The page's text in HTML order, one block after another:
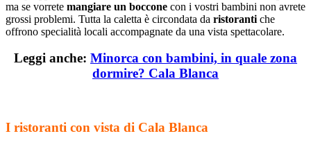
ma se vorrete mangiare un boccone con i vostri bambini non avrete
grossi problemi. Tutta la caletta è circondata da ristoranti che
offrono specialità locali accompagnate da una vista spettacolare.
Leggi anche: Minorca con bambini, in quale zona
dormire? Cala Blanca
I ristoranti con vista di Cala Blanca